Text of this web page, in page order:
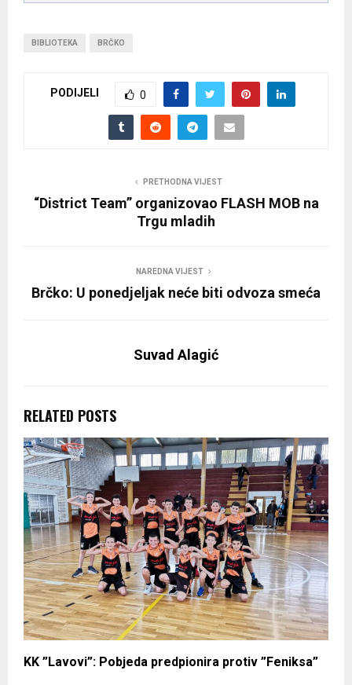
BIBLIOTEKA BRČKO
PODIJELI 0
PRETHODNA VIJEST
“District Team” organizovao FLASH MOB na
Trgu mladih
NAREDNA VIJEST
Brčko: U ponedjeljak neće biti odvoza smeća
Suvad Alagić
RELATED POSTS
KK ”Lavovi”: Pobjeda predpionira protiv ”Feniksa”